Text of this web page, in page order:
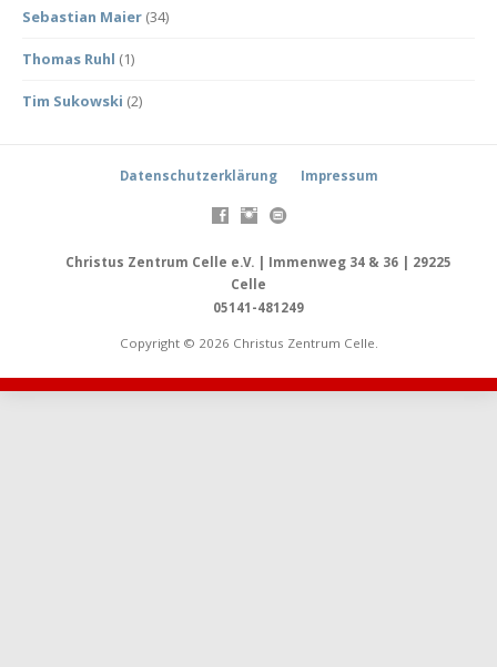
Sebastian Maier (34)
Thomas Ruhl (1)
Tim Sukowski (2)
Datenschutzerklärung Impressum
Christus Zentrum Celle e.V. | Immenweg 34 & 36 | 29225
Celle
05141-481249
Copyright © 2026 Christus Zentrum Celle.